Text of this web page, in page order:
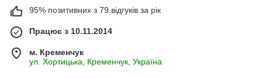
95% позитивних з 79 відгуків за рік
Працює з 10.11.2014
м. Кременчук
ул. Хортицька, Кременчук, Україна